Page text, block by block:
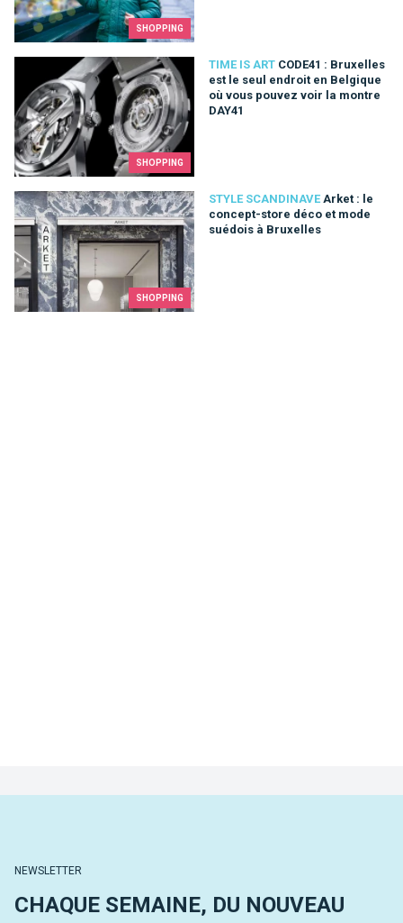
SHOPPING
SHOPPING
TIME IS ART CODE41 : Bruxelles
est le seul endroit en Belgique
où vous pouvez voir la montre
DAY41
CODE41 : Bruxelles est le seul endroit en Belgique où vous
SHOPPING
STYLE SCANDINAVE Arket : le
concept-store déco et mode
suédois à Bruxelles
Arket : le concept-store déco et mode suédois à Bruxelles
NEWSLETTER
CHAQUE SEMAINE, DU NOUVEAU